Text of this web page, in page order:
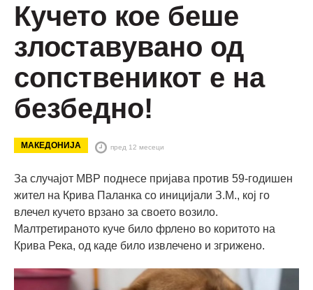
Кучето кое беше
злоставувано од
сопственикот е на
безбедно!
МАКЕДОНИЈА пред 12 месеци
За случајот МВР поднесе пријава против 59-годишен
жител на Крива Паланка со иницијали З.М., кој го
влечел кучето врзано за своето возило.
Малтретираното куче било фрлено во коритото на
Крива Река, од каде било извлечено и згрижено.